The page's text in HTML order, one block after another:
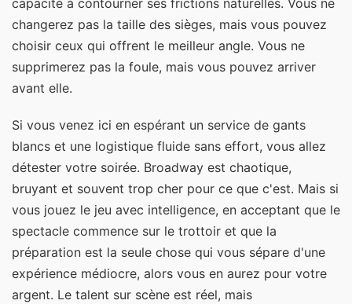
capacité à contourner ses frictions naturelles. Vous ne
changerez pas la taille des sièges, mais vous pouvez
choisir ceux qui offrent le meilleur angle. Vous ne
supprimerez pas la foule, mais vous pouvez arriver
avant elle.
Si vous venez ici en espérant un service de gants
blancs et une logistique fluide sans effort, vous allez
détester votre soirée. Broadway est chaotique,
bruyant et souvent trop cher pour ce que c'est. Mais si
vous jouez le jeu avec intelligence, en acceptant que le
spectacle commence sur le trottoir et que la
préparation est la seule chose qui vous sépare d'une
expérience médiocre, alors vous en aurez pour votre
argent. Le talent sur scène est réel, mais